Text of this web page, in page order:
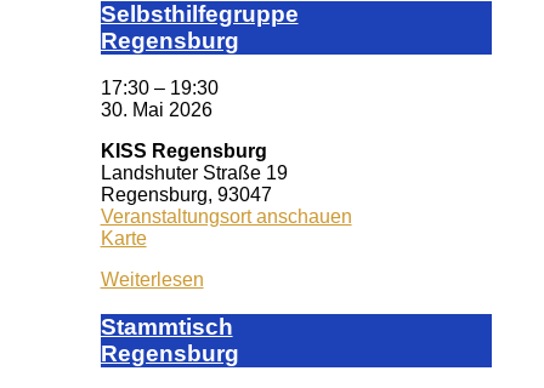
Selbst­hil­fe­grup­pe
Re­gens­burg
17:30 – 19:30
30. Mai 2026
KISS Regensburg
Landshuter Straße 19
Regensburg, 93047
Veranstaltungsort anschauen
KarteKISS
Weiterlesen
Stamm­tisch
Reg­ens­burg